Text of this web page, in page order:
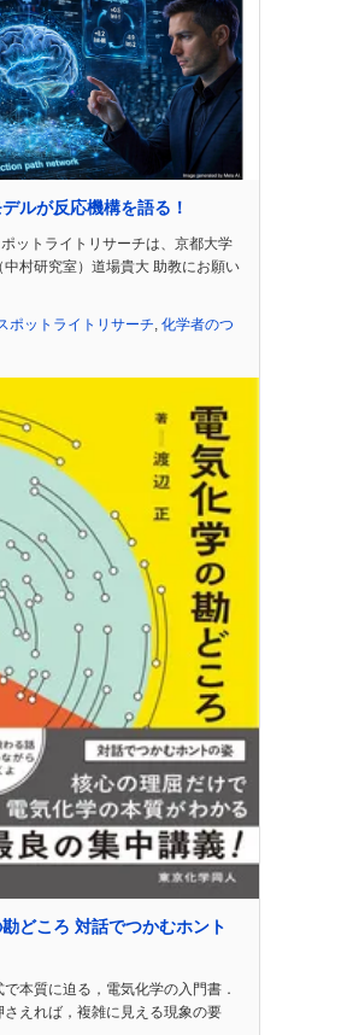
ルが反応機構を語る！
ットライトリサーチは、京都大学
中村研究室）道場貴大 助教にお願い
ポットライトリサーチ 化学者のつ
どころ 対話でつかむホント
本質に迫る，電気化学の入門書．
さえれば，複雑に見える現象の要